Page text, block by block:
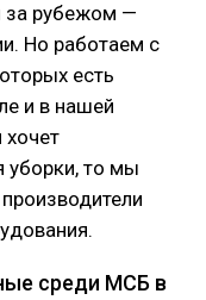
за рубежом —
Но работаем с
есть
и в нашей
хочет
уборки, то мы
среди МСБ в